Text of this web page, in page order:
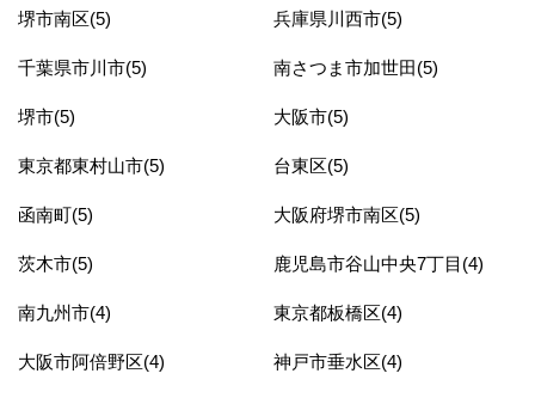
堺市南区(5) 兵庫県川西市(5)
千葉県市川市(5) 南さつま市加世田(5)
堺市(5) 大阪市(5)
東京都東村山市(5) 台東区(5)
函南町(5) 大阪府堺市南区(5)
茨木市(5) 鹿児島市谷山中央7丁目(4)
南九州市(4) 東京都板橋区(4)
大阪市阿倍野区(4) 神戸市垂水区(4)